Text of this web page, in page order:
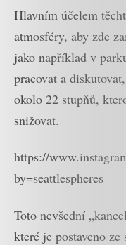
Hlavním účelem
atmosféry, aby zde
jako například v
pracovat a
okolo 22 stupňů,
snižovat.
https://
by=seattlespheres
Toto nevšední
které je postaveno